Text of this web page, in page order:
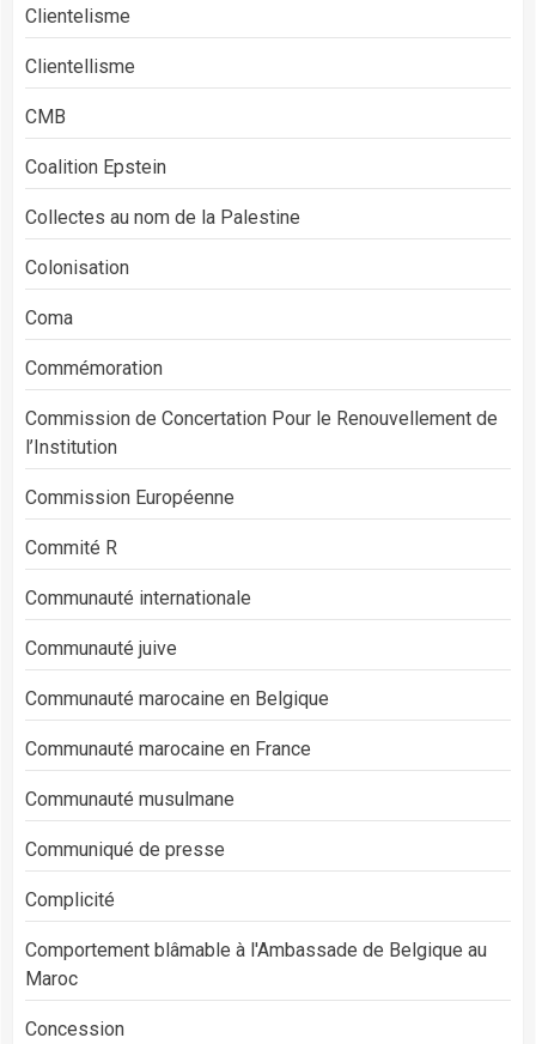
Clientelisme
Clientellisme
CMB
Coalition Epstein
Collectes au nom de la Palestine
Colonisation
Coma
Commémoration
Commission de Concertation Pour le Renouvellement de
l’Institution
Commission Européenne
Commité R
Communauté internationale
Communauté juive
Communauté marocaine en Belgique
Communauté marocaine en France
Communauté musulmane
Communiqué de presse
Complicité
Comportement blâmable à l'Ambassade de Belgique au
Maroc
Concession